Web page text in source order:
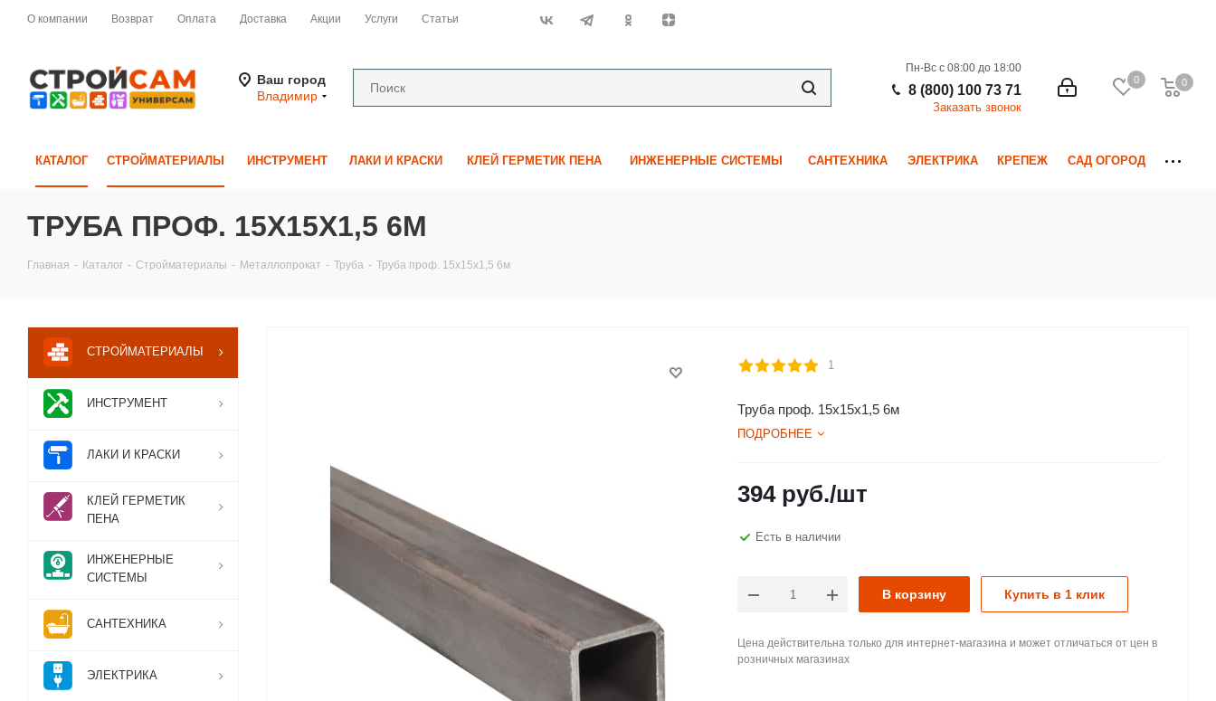
О компании Возврат Оплата Доставка Акции Услуги Статьи
Ваш город
Владимир
0 0
0
Пн-Вс с 08:00 до 18:00
8 (800) 100 73 71
Заказать звонок
КАТАЛОГ СТРОЙМАТЕРИАЛЫ ИНСТРУМЕНТ ЛАКИ И КРАСКИ КЛЕЙ ГЕРМЕТИК ПЕНА ИНЖЕНЕРНЫЕ СИСТЕМЫ САНТЕХНИКА ЭЛЕКТРИКА КРЕПЕЖ САД ОГОРОД
ТРУБА ПРОФ. 15Х15Х1,5 6М
Главная - Каталог - Стройматериалы - Металлопрокат - Труба - Труба проф. 15х15х1,5 6м
1
Труба проф. 15х15х1,5 6м
ПОДРОБНЕЕ
394руб./шт
Есть в наличии
В корзину Купить в 1 клик
Цена действительна только для интернет-магазина и может отличаться от цен в
розничных магазинах
СТРОЙМАТЕРИАЛЫ
ИНСТРУМЕНТ
ЛАКИ И КРАСКИ
КЛЕЙ ГЕРМЕТИК
ПЕНА
ИНЖЕНЕРНЫЕ
СИСТЕМЫ
САНТЕХНИКА
ЭЛЕКТРИКА